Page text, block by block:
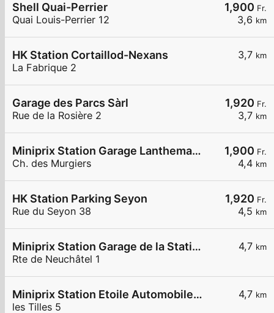
1,900 Fr.
3,6 km
Shell Quai-Perrier
Quai Louis-Perrier 12
3,7 km
HK Station Cortaillod-Nexans
La Fabrique 2
1,920 Fr.
3,7 km
Garage des Parcs Sàrl
Rue de la Rosière 2
1,900 Fr.
4,4 km
Miniprix Station Garage Lanthemann
Ch. des Murgiers
1,920 Fr.
4,5 km
HK Station Parking Seyon
Rue du Seyon 38
4,7 km
Miniprix Station Garage de la Station
Rte de Neuchâtel 1
4,7 km
Miniprix Station Etoile Automobile SA
les Tilles 5